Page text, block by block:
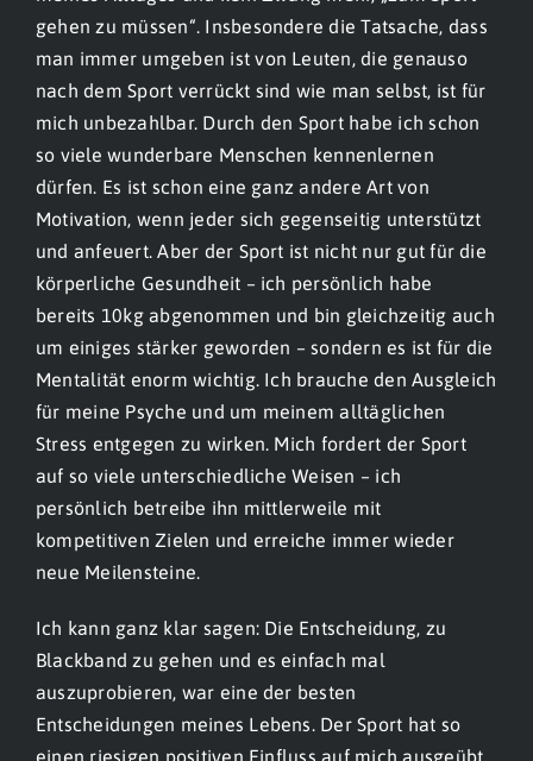
gehen zu müssen“. Insbesondere die Tatsache, dass
man immer umgeben ist von Leuten, die genauso
nach dem Sport verrückt sind wie man selbst, ist für
mich unbezahlbar. Durch den Sport habe ich schon
so viele wunderbare Menschen kennenlernen
dürfen. Es ist schon eine ganz andere Art von
Motivation, wenn jeder sich gegenseitig unterstützt
und anfeuert. Aber der Sport ist nicht nur gut für die
körperliche Gesundheit – ich persönlich habe
bereits 10kg abgenommen und bin gleichzeitig auch
um einiges stärker geworden – sondern es ist für die
Mentalität enorm wichtig. Ich brauche den Ausgleich
für meine Psyche und um meinem alltäglichen
Stress entgegen zu wirken. Mich fordert der Sport
auf so viele unterschiedliche Weisen – ich
persönlich betreibe ihn mittlerweile mit
kompetitiven Zielen und erreiche immer wieder
neue Meilensteine.
Ich kann ganz klar sagen: Die Entscheidung, zu
Blackband zu gehen und es einfach mal
auszuprobieren, war eine der besten
Entscheidungen meines Lebens. Der Sport hat so
einen riesigen positiven Einfluss auf mich ausgeübt,